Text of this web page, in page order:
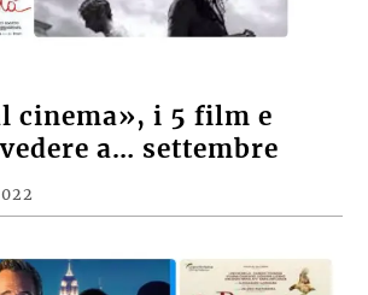
cinema», i 5 film e
a… settembre